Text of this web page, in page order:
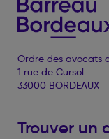
Ordre des avocats
1 rue de Cursol
33000 BORDEAUX
Trouver un